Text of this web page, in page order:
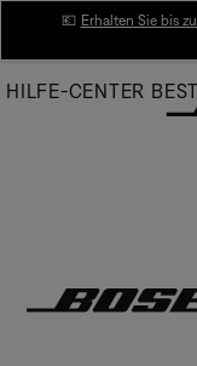
Main
💶 Erhalten Sie bis
HILFE-CENTER